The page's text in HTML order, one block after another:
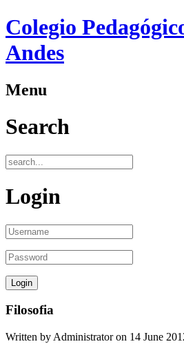
Colegio
Andes
Menu
Search
Login
Filosofia
Written by Administrator on 14 June